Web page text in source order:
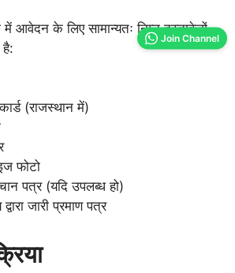
में आवेदन के लिए सामान्यतः निम्न दस्तावेजों
(राजस्थान में)
फोटो
पत्र (यदि उपलब्ध हो)
जारी प्रमाण पत्र
Join Channel